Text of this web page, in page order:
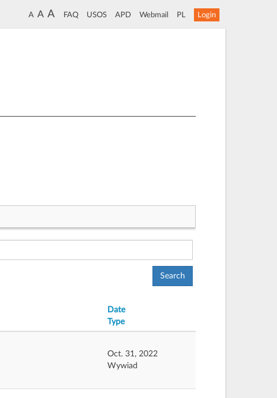
A A A FAQ USOS APD Webmail PL Login
Search
Date
Type
Oct. 31, 2022
Wywiad